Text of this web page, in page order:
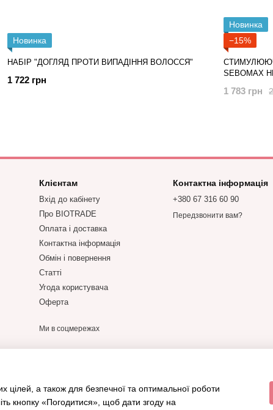
Новинка
НАБІР "ДОГЛЯД ПРОТИ ВИПАДІННЯ ВОЛОССЯ"
1 722 грн
Новинка
−15%
SEBOMAX
1 783 грн
Клієнтам
Вхід до кабінету
Про BIOTRADE
Оплата і доставка
Контактна інформація
Обмін і повернення
Статті
Угода користувача
Оферта
Ми в соцмережах
Контактна інформація
+380 67 316 60 90
Передзвонити вам?
цілей, а також для безпечної та оптимальної роботи
кнопку «Погодитися», щоб дати згоду на